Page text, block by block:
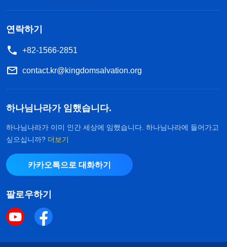
연락하기
+82-1566-2851
contact.kr@kingdomsalvation.org
하나님나라가 임했습니다.
하나님나라가 이미 인간 세상에 임했습니다. 하나님나라에 들어가고
싶으십니까? 더보기
카카오톡으로 대화하기
팔로우하기